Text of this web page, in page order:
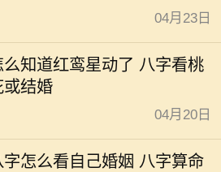
04月23日
么知道红鸾星动了 八字看桃
或结婚
04月20日
字怎么看自己婚姻 八字算命